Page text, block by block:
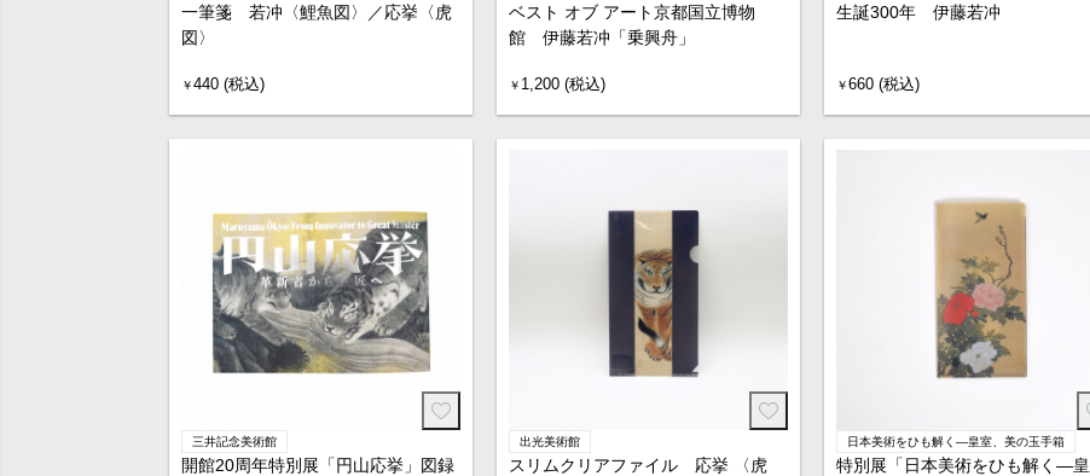
一筆箋 若冲〈鯉魚図〉／応挙〈虎
図〉
￥440 (税込)
ベスト オブ アート京都国立博物
館 伊藤若冲「乗興舟」
￥ 1,200 (税込)
生誕300年 伊藤若冲
￥660 (税込)
三井記念美術館
開館20周年特別展「円山応挙」図録
出光美術館
スリムクリアファイル 応挙 〈虎
日本美術をひも解く―皇室、美の玉手箱
特別展「日本美術をひも解く―皇